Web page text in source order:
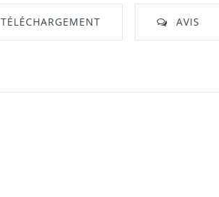
TÉLÉCHARGEMENT AVIS